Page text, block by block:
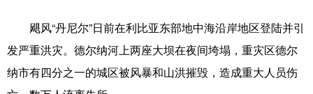
文化产业
地方频道
飓风“丹尼尔”日前在利比亚东部地中海沿岸地区登陆并引
发严重洪灾。德尔纳河上两座大坝在夜间垮塌，重灾区德尔
纳市有四分之一的城区被风暴和山洪摧毁，造成重大人员伤